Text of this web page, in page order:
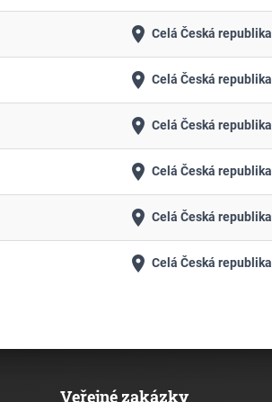
place Celá Česká republika
place Celá Česká republika
place Celá Česká republika
place Celá Česká republika
place Celá Česká republika
place Celá Česká republika
Veřejné zakázky